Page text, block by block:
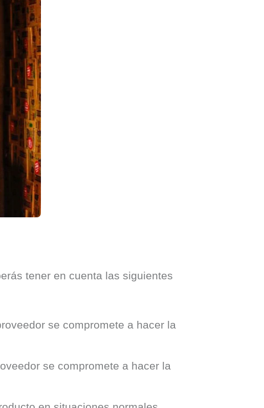
tener en cuenta las siguientes
se compromete a hacer la
se compromete a hacer la